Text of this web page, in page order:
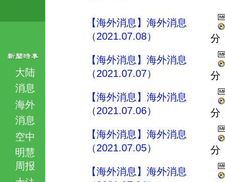
大陆
消息
海外
消息
空中
明慧
周报
【海外消息】海外消息
（2021.07.08）
分
【海外消息】海外消息
（2021.07.07）
分
【海外消息】海外消息
（2021.07.06）
分
【海外消息】海外消息
（2021.07.05）
分
【海外消息】海外消息